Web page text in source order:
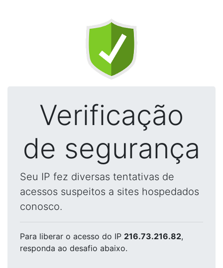
Verificação
de segurança
Seu IP fez diversas tentativas de
acessos suspeitos a sites hospedados
conosco.
Para liberar o acesso do IP 216.73.216.82,
responda ao desafio abaixo.